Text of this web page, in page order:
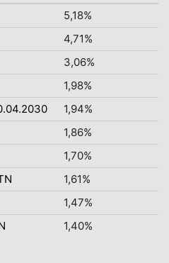
5,18%
4,71%
3,06%
1,98%
1,94%
1,86%
1,70%
1,61%
1,47%
1,40%